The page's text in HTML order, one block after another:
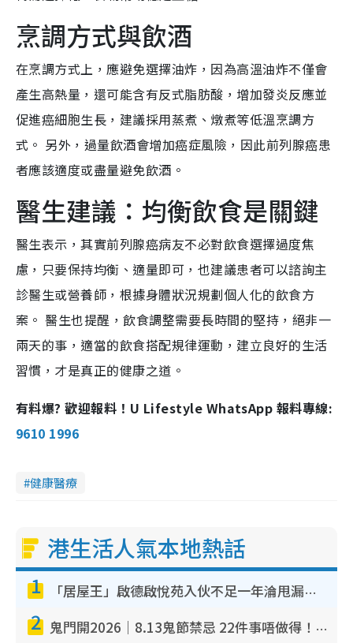
烹調方式與飲酒
在烹調方式上，應避免選擇油炸，因為高溫油炸不僅會
產生高熱量，還可能含有反式脂肪酸，增加發炎反應並
促進癌細胞生長，建議採用蒸煮、燉煮等低溫烹調方
式。 另外，過量飲酒會增加癌症風險，因此前列腺癌患
者應該適度或盡量避免飲酒。
醫生建議：均衡飲食是關鍵
醫生表示，其實前列腺癌病友不必對飲食選擇過度焦
慮，只要保持均衡、適量即可，也建議患者可以諮詢主
診醫生或營養師，根據身體狀況規劃個人化的飲食方
案。 醫生也提醒，飲食調整需要長時間的堅持，絕非一
兩天的事，適當的飲食搭配規律運動，建立良好的生活
習慣，才是真正的健康之道。
有料爆? 歡迎報料！U Lifestyle WhatsApp 報料專線:
9610 1996
健康醫療
港生活人氣本地熱話
1 「居屋王」啟德啟悅苑入伙不足一年淪甩漏之王！插頭噴火花致大停電 多戶業主全屋家電報銷
2 鬼門開2026｜8.13鬼節禁忌 22件事唔做得！燒肉、刺身要少食？半夜勿吹口哨/打呢個電話